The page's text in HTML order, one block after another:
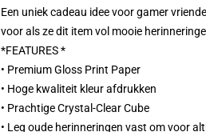
Een uniek cadeau idee voor gamer
voor als ze dit item vol mooie
*FEATURES *
• Premium Gloss Print Paper
• Hoge kwaliteit kleur afdrukken
• Prachtige Crystal-Clear Cube
• Leg oude herinneringen vast om voor